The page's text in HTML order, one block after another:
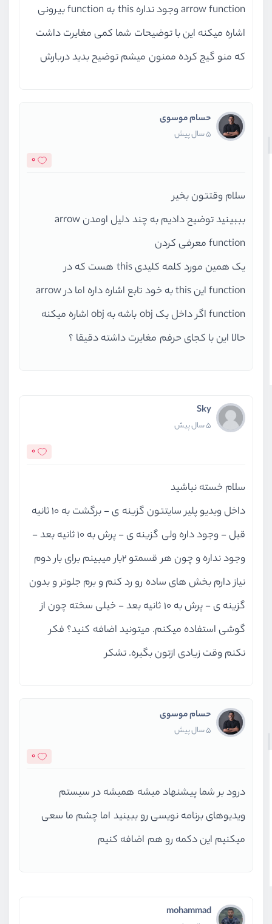
arrow function وجود نداره this به function بیرونی
اشاره میکنه این با توضیحات شما کمی مغایرت داشت
که منو گیج کرده ممنون میشم توضیح بدید دربارش
حسام موسوی
5 سال پیش
0
سلام وقتتون بخیر
بببینید توضیح دادیم به چند دلیل اومدن arrow
function معرفی کردن
یک همین مورد کلمه کلیدی this هست که در
function این this به خود تابع اشاره داره اما در arrow
function اگر داخل یک obj باشه به obj اشاره میکنه
حالا این با کجای حرفم مغایرت داشته دقیقا ؟
Sky
5 سال پیش
0
سلام خسته نباشید
داخل ویدیو پلیر سایتتون گزینه ی - برگشت به 10 ثانیه
قبل - وجود داره ولی گزینه ی - پرش به 10 ثانیه بعد -
وجود نداره و چون هر قسمتو 2بار میبینم برای بار دوم
نیاز دارم بخش های ساده رو رد کنم و برم جلوتر و بدون
گزینه ی - پرش به 10 ثانیه بعد - خیلی سخته چون از
گوشی استفاده میکنم. میتونید اضافه کنید؟ فکر
نکنم وقت زیادی ازتون بگیره. تشکر
حسام موسوی
5 سال پیش
0
درود بر شما پیشنهاد میشه همیشه در سیستم
ویدیوهای برنامه نویسی رو ببینید اما چشم ما سعی
میکنیم این دکمه رو هم اضافه کنیم
mohammad